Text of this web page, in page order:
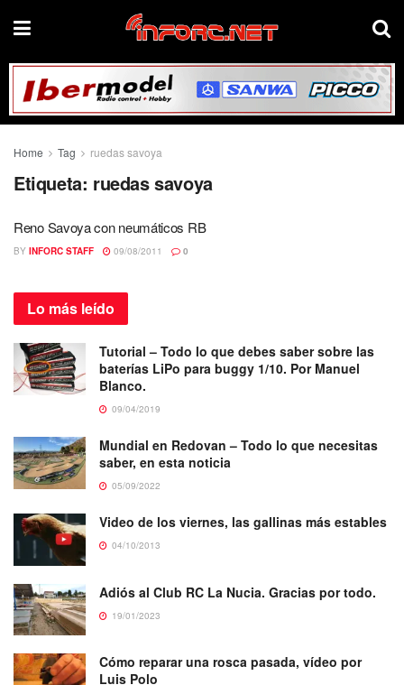
Home Tag ruedas savoya
Etiqueta: ruedas savoya
Reno Savoya con neumáticos RB
BY INFORC STAFF 09/08/2011 0
Lo más leído
Tutorial – Todo lo que debes saber sobre las
baterías LiPo para buggy 1/10. Por Manuel
Blanco.
09/04/2019
Mundial en Redovan – Todo lo que necesitas
saber, en esta noticia
05/09/2022
Video de los viernes, las gallinas más estables
04/10/2013
Adiós al Club RC La Nucia. Gracias por todo.
19/01/2023
Cómo reparar una rosca pasada, vídeo por
Luis Polo